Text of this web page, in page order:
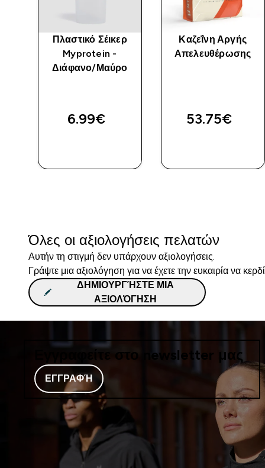
Πλαστικό Σέικερ
Myprotein -
Διάφανο/Μαύρο
6.99€‎
Καζεΐνη Αργής
Απελευθέρωσης
53.75€‎
Όλες οι αξιολογήσεις πελατών
Αυτήν τη στιγμή δεν υπάρχουν αξιολογήσεις.
Γράψτε μια αξιολόγηση για να έχετε την ευκαιρία να
ΔΗΜΙΟΥΡΓΉΣΤΕ ΜΙΑ
ΑΞΙΟΛΌΓΗΣΗ
Εγγραφείτε στο newsletter μας
ΕΓΓΡΑΦΉ